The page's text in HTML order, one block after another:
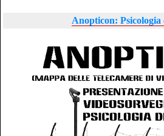
Anopticon: Psicologia